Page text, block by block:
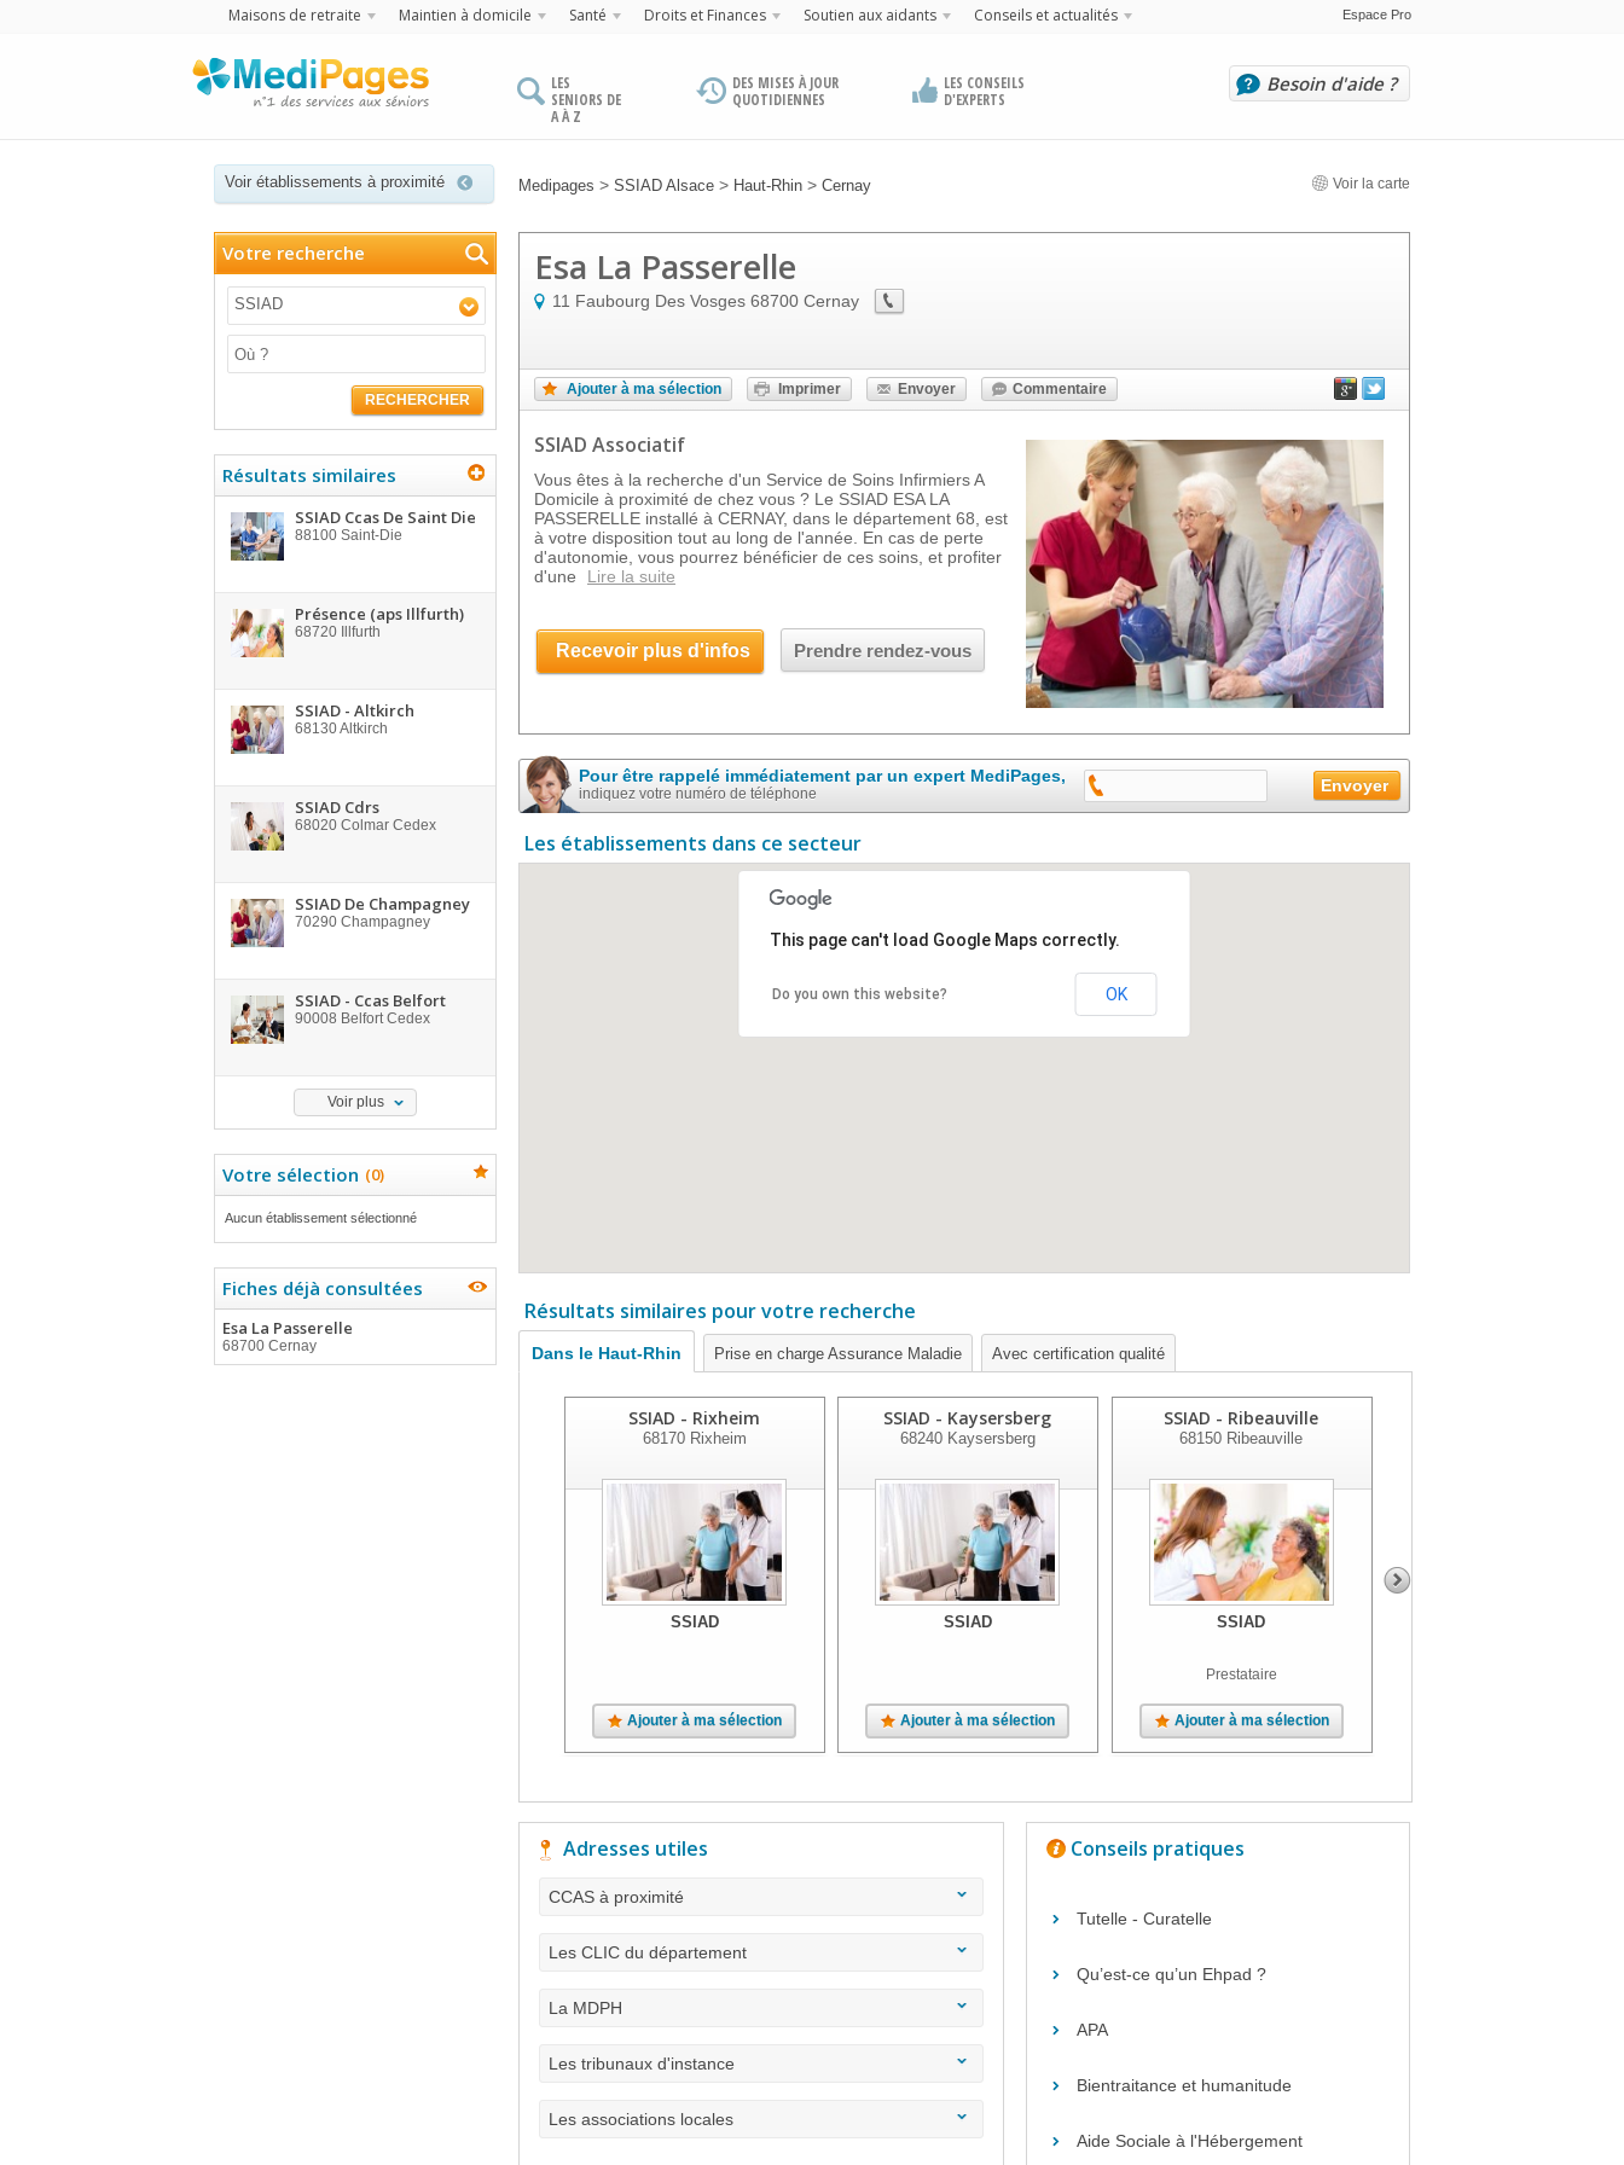
Maisons de retraite Maintien à domicile Santé Droits et Finances Soutien aux aidants Conseils et actualités Espace Pro
LES
SENIORS DE
A À Z
DES MISES À JOUR
QUOTIDIENNES
LES CONSEILS
D'EXPERTS
Besoin d'aide ?
Voir établissements à proximité Medipages > SSIAD Alsace > Haut-Rhin > Cernay Voir la carte
Votre recherche
SSIAD
RECHERCHER
Résultats similaires
SSIAD Ccas De Saint Die
88100 Saint-Die
Présence (aps Illfurth)
68720 Illfurth
SSIAD - Altkirch
68130Altkirch
SSIAD Cdrs
68020 Colmar Cedex
SSIAD De Champagney
70290 Champagney
SSIAD - Ccas Belfort
90008 Belfort Cedex
Voir plus
Votre sélection (0)
Aucun établissement sélectionné
Fiches déjà consultées
Esa La Passerelle
68700 Cernay
Esa La Passerelle
11 Faubourg Des Vosges 68700 Cernay
Ajouter à ma sélection Imprimer Envoyer Commentaire
SSIAD Associatif
Vous êtes à la recherche d'un Service de Soins Infirmiers A
Domicile à proximité de chez vous ? Le SSIAD ESA LA
PASSERELLE installé à CERNAY, dans le département 68, est
à votre disposition tout au long de l'année. En cas de perte
d'autonomie, vous pourrez bénéficier de ces soins, et profiter
d'une
Lire la suite
Recevoir plus d'infos Prendre rendez-vous
Pour être rappelé immédiatement par un expert MediPages,
indiquez votre numéro de téléphone
Les établissements dans ce secteur
This page can't load Google Maps correctly.
Do you own this website? OK
Résultats similaires pour votre recherche
Dans le Haut-Rhin Prise en charge Assurance Maladie Avec certification qualité
SSIAD - Rixheim
68170Rixheim
SSIAD
Ajouter à ma sélection
SSIAD - Kaysersberg
68240Kaysersberg
SSIAD
Ajouter à ma sélection
SSIAD - Ribeauville
68150 Ribeauville
SSIAD
Prestataire
Ajouter à ma sélection
Adresses utiles
CCAS à proximité
Les CLIC du département
La MDPH
Les tribunaux d'instance
Les associations locales
Conseils pratiques
Tutelle - Curatelle
Qu’est-ce qu’un Ehpad ?
APA
Bientraitance et humanitude
Aide Sociale à l'Hébergement